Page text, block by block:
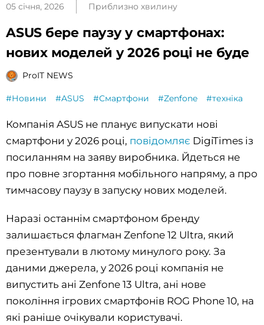
05 січня, 2026 Приблизно хвилину
ASUS бере паузу у смартфонах:
нових моделей у 2026 році не буде
ProIT NEWS
#Новини #ASUS #Смартфони #Zenfone #техніка
Компанія ASUS не планує випускати нові
смартфони у 2026 році, повідомляє DigiTimes із
посиланням на заяву виробника. Йдеться не
про повне згортання мобільного напряму, а про
тимчасову паузу в запуску нових моделей.
Наразі останнім смартфоном бренду
залишається флагман Zenfone 12 Ultra, який
презентували в лютому минулого року. За
даними джерела, у 2026 році компанія не
випустить ані Zenfone 13 Ultra, ані нове
покоління ігрових смартфонів ROG Phone 10, на
які раніше очікували користувачі.